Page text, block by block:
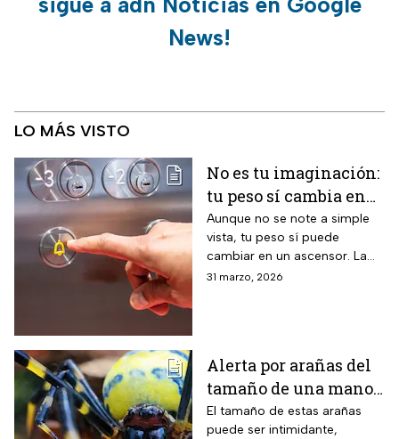
News!
LO MÁS VISTO
No es tu imaginación:
tu peso sí cambia en
un ascensor y la
ciencia lo explica
Aunque no se note a simple
vista, tu peso sí puede
cambiar en un ascensor. La
ciencia explica por qué ocurre
31 marzo, 2026
Alerta por arañas del
tamaño de una mano
que invaden EUA
El tamaño de estas arañas
puede ser intimidante,